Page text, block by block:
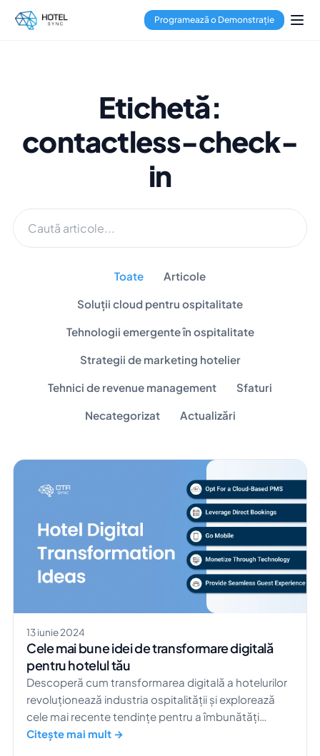
Programează o Demonstrație
Etichetă:
contactless-check-
in
Toate Articole
Soluții cloud pentru ospitalitate
Tehnologii emergente în ospitalitate
Strategii de marketing hotelier
Tehnici de revenue management Sfaturi
Necategorizat Actualizări
13 iunie 2024
Cele mai bune idei de transformare digitală
pentru hotelul tău
Descoperă cum transformarea digitală a hotelurilor
revoluționează industria ospitalității și explorează
cele mai recente tendințe pentru a îmbunătăți
experiența oaspeților.
Citește mai mult →